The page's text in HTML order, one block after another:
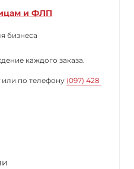
и ФЛП
бизнеса
каждого заказа.
или по телефону (097) 428